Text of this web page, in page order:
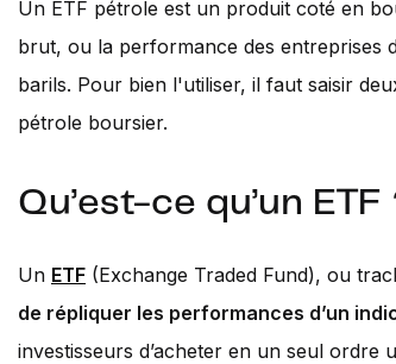
Un ETF pétrole est un produit coté en
brut, ou la performance des entreprises
barils. Pour bien l'utiliser, il faut saisir
pétrole boursier.
Qu’est-ce qu’un ETF
Un ETF (Exchange Traded Fund), ou
de répliquer les performances d’un
investisseurs d’acheter en un seul ordre